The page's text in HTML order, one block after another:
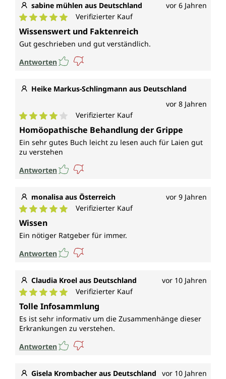
sabine mühlen aus Deutschland vor 6 Jahren
Durchschnittliche Bewertung von 5 von 5 Sternen
Verifizierter Kauf
Wissenswert und Faktenreich
Gut geschrieben und gut verständlich.
Antworten
Heike Markus-Schlingmann aus Deutschland
vor 8 Jahren
Durchschnittliche Bewertung von 4 von 5 Sternen
Verifizierter Kauf
Homöopathische Behandlung der Grippe
Ein sehr gutes Buch leicht zu lesen auch für Laien gut
zu verstehen
Antworten
monalisa aus Österreich vor 9 Jahren
Durchschnittliche Bewertung von 5 von 5 Sternen
Verifizierter Kauf
Wissen
Ein nötiger Ratgeber für immer.
Antworten
Claudia Kroel aus Deutschland vor 10 Jahren
Durchschnittliche Bewertung von 5 von 5 Sternen
Verifizierter Kauf
Tolle Infosammlung
Es ist sehr informativ um die Zusammenhänge dieser
Erkrankungen zu verstehen.
Antworten
Gisela Krombacher aus Deutschland vor 10 Jahren